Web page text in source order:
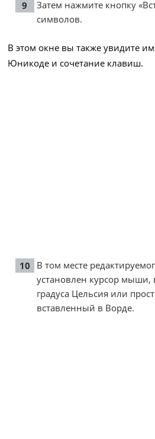
Затем нажмите кнопку
символов.
В этом окне вы также увидите
Юникоде и сочетание клавиш.
В том месте
установлен курсор мыши,
градуса Цельсия или
вставленный в Ворде.